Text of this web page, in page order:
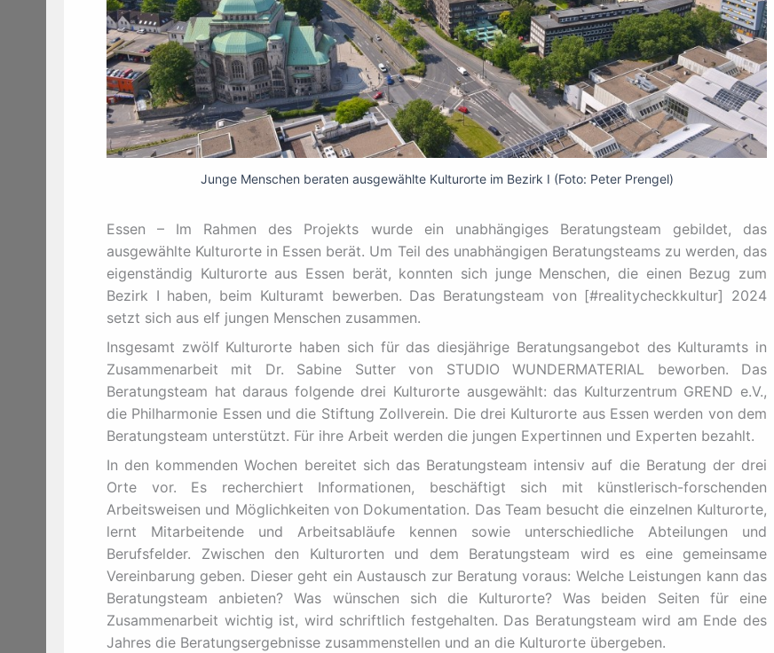
Junge Menschen beraten ausgewählte Kulturorte im Bezirk I (Foto: Peter Prengel)
Essen – Im Rahmen des Projekts wurde ein unabhängiges Beratungsteam gebildet, das
ausgewählte Kulturorte in Essen berät. Um Teil des unabhängigen Beratungsteams zu werden, das
eigenständig Kulturorte aus Essen berät, konnten sich junge Menschen, die einen Bezug zum
Bezirk I haben, beim Kulturamt bewerben. Das Beratungsteam von [#realitycheckkultur] 2024
setzt sich aus elf jungen Menschen zusammen.
Insgesamt zwölf Kulturorte haben sich für das diesjährige Beratungsangebot des Kulturamts in
Zusammenarbeit mit Dr. Sabine Sutter von STUDIO WUNDERMATERIAL beworben. Das
Beratungsteam hat daraus folgende drei Kulturorte ausgewählt: das Kulturzentrum GREND e.V.,
die Philharmonie Essen und die Stiftung Zollverein. Die drei Kulturorte aus Essen werden von dem
Beratungsteam unterstützt. Für ihre Arbeit werden die jungen Expertinnen und Experten bezahlt.
In den kommenden Wochen bereitet sich das Beratungsteam intensiv auf die Beratung der drei
Orte vor. Es recherchiert Informationen, beschäftigt sich mit künstlerisch-forschenden
Arbeitsweisen und Möglichkeiten von Dokumentation. Das Team besucht die einzelnen Kulturorte,
lernt Mitarbeitende und Arbeitsabläufe kennen sowie unterschiedliche Abteilungen und
Berufsfelder. Zwischen den Kulturorten und dem Beratungsteam wird es eine gemeinsame
Vereinbarung geben. Dieser geht ein Austausch zur Beratung voraus: Welche Leistungen kann das
Beratungsteam anbieten? Was wünschen sich die Kulturorte? Was beiden Seiten für eine
Zusammenarbeit wichtig ist, wird schriftlich festgehalten. Das Beratungsteam wird am Ende des
Jahres die Beratungsergebnisse zusammenstellen und an die Kulturorte übergeben.